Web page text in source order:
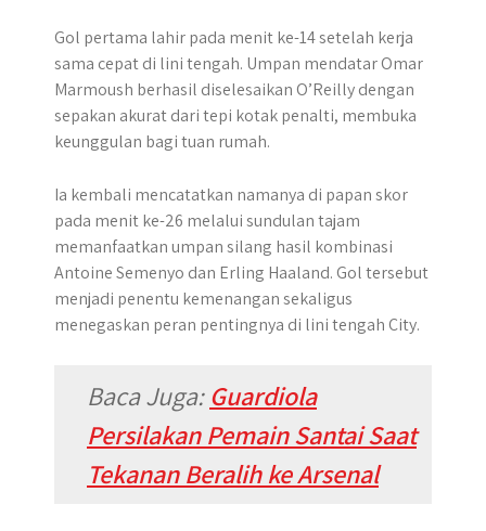
Gol pertama lahir pada menit ke-14 setelah kerja
sama cepat di lini tengah. Umpan mendatar Omar
Marmoush berhasil diselesaikan O’Reilly dengan
sepakan akurat dari tepi kotak penalti, membuka
keunggulan bagi tuan rumah.
Ia kembali mencatatkan namanya di papan skor
pada menit ke-26 melalui sundulan tajam
memanfaatkan umpan silang hasil kombinasi
Antoine Semenyo dan Erling Haaland. Gol tersebut
menjadi penentu kemenangan sekaligus
menegaskan peran pentingnya di lini tengah City.
Baca Juga:Guardiola
Persilakan Pemain Santai Saat
Tekanan Beralih ke Arsenal